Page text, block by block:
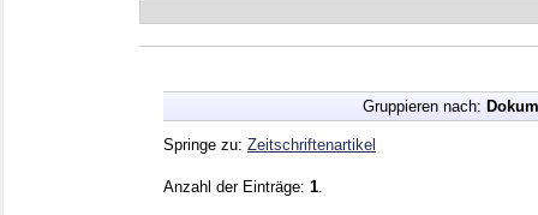
Gruppieren nach:
Springe zu: Zeitschriftenartikel
Anzahl der Einträge: 1